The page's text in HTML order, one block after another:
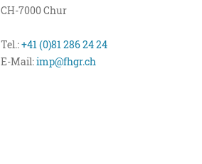
CH-7000 Chur
Tel.:+41 (0)81 286 24 24
E-Mail:imp@fhgr.ch